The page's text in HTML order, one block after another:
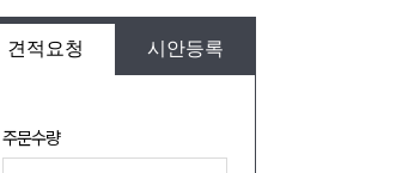
견적요청 시안등록
주문수량